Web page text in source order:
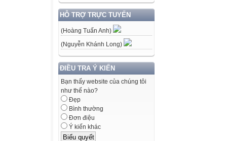
HỖ TRỢ TRỰC TUYẾN
(Hoàng Tuấn Anh)
(Nguyễn Khánh Long)
ĐIỀU TRA Ý KIẾN
Bạn thấy website của chúng tôi
như thế nào?
Đẹp
Bình thường
Đơn điệu
Ý kiến khác